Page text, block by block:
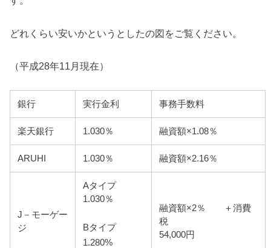
どれくらい安いかというとしたの図をご覧ください。
（平成28年11月現在）
銀行 実行金利 事務手数料
楽天銀行 1.030％ 融資額×1.08％
ARUHI 1.030％ 融資額×2.16％
J－モーゲー
ジ
Aタイプ
1.030％
Bタイプ
1.280%
融資額×2％ ＋消費
税
54,000円